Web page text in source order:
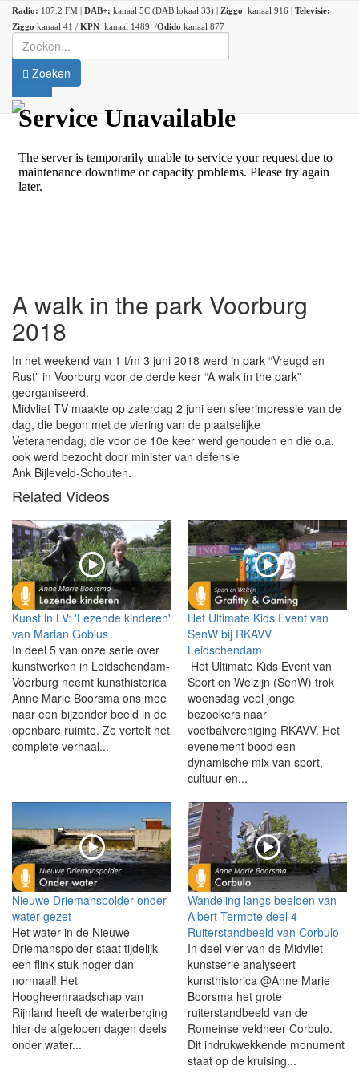
Radio: 107.2 FM | DAB+: kanaal 5C (DAB lokaal 33) | Ziggo kanaal 916 | Televisie:
Ziggo kanaal 41 / KPN kanaal 1489 /Odido kanaal 877
Zoeken
A walk in the park Voorburg
2018
In het weekend van 1 t/m 3 juni 2018 werd in park “Vreugd en
Rust” in Voorburg voor de derde keer “A walk in the park”
georganiseerd.
Midvliet TV maakte op zaterdag 2 juni een sfeerimpressie van de
dag, die begon met de viering van de plaatselijke
Veteranendag, die voor de 10e keer werd gehouden en die o.a.
ook werd bezocht door minister van defensie
Ank Bijleveld-Schouten.
Related Videos
Kunst in LV: 'Lezende kinderen'
van Marian Gobius
In deel 5 van onze serie over
kunstwerken in Leidschendam-
Voorburg neemt kunsthistorica
Anne Marie Boorsma ons mee
naar een bijzonder beeld in de
openbare ruimte. Ze vertelt het
complete verhaal...
Het Ultimate Kids Event van
SenW bij RKAVV
Leidschendam
Het Ultimate Kids Event van
Sport en Welzijn (SenW) trok
woensdag veel jonge
bezoekers naar
voetbalvereniging RKAVV. Het
evenement bood een
dynamische mix van sport,
cultuur en...
Nieuwe Driemanspolder onder
water gezet
Het water in de Nieuwe
Driemanspolder staat tijdelijk
een flink stuk hoger dan
normaal! Het
Hoogheemraadschap van
Rijnland heeft de waterberging
hier de afgelopen dagen deels
onder water...
Wandeling langs beelden van
Albert Termote deel 4
Ruiterstandbeeld van Corbulo
In deel vier van de Midvliet-
kunstserie analyseert
kunsthistorica @Anne Marie
Boorsma het grote
ruiterstandbeeld van de
Romeinse veldheer Corbulo.
Dit indrukwekkende monument
staat op de kruising...